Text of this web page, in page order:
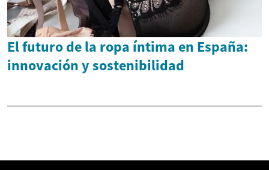
El futuro de la ropa íntima en España:
innovación y sostenibilidad